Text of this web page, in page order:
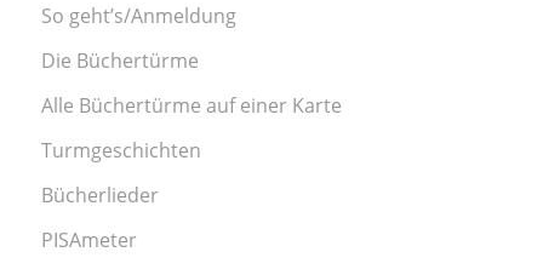
So geht’s/Anmeldung
Die Büchertürme
Alle Büchertürme auf einer Karte
Turmgeschichten
Bücherlieder
PISAmeter